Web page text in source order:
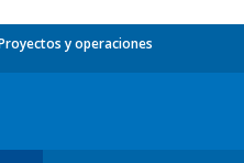
y operaciones